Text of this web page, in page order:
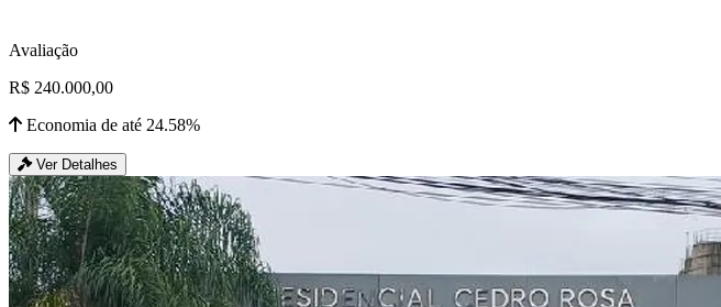
Avaliação
R$ 240.000,00
Economia de até 24.58%
Ver Detalhes